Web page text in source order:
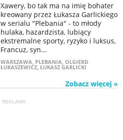
Xawery, bo tak ma na imię bohater
kreowany przez Łukasza Garlickiego
w serialu "Plebania" - to młody
hulaka, hazardzista, lubiący
ekstremalne sporty, ryzyko i luksus,
Francuz, syn...
WARSZAWA PLEBANIA OLGIERD
ŁUKASZEWICZ, ŁUKASZ GARLICKI
Zobacz więcej »
REKLAMA